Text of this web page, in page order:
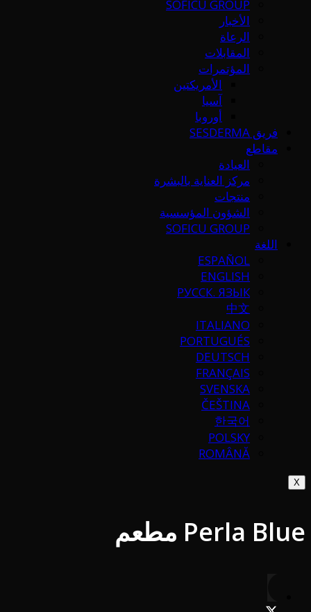
SOFICU GROUP
الأخبار
الرعاة
المقابلات
المؤتمرات
الأمريكتين
آسيا
أوروبا
فريق SESDERMA
مقاطع
العيادة
مركز العناية بالبشرة
منتجات
الشؤون المؤسسية
SOFICU GROUP
اللغة
ESPAÑOL
ENGLISH
РУССК. ЯЗЫК
中文
ITALIANO
PORTUGUÉS
DEUTSCH
FRANÇAIS
SVENSKA
ČEŠTINA
한국어
POLSKY
ROMÂNĂ
X
Perla Blue مطعم